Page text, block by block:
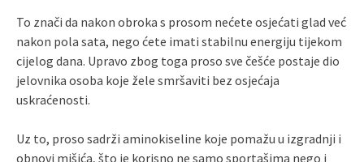
To znači da nakon obroka s prosom nećete osjećati glad već
nakon pola sata, nego ćete imati stabilnu energiju tijekom
cijelog dana. Upravo zbog toga proso sve češće postaje dio
jelovnika osoba koje žele smršaviti bez osjećaja
uskraćenosti.
Uz to, proso sadrži aminokiseline koje pomažu u izgradnji i
obnovi mišića, što je korisno ne samo sportašima nego i